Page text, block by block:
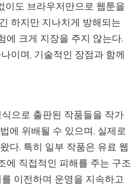
도 브라우저만으로 웹툰을
하지만 지나치게 방해되는
에 크게 지장을 주지 않는다.
이며, 기술적인 장점과 함께
으로 출판된 작품들을 작가
에 위배될 수 있으며, 실제로
다. 특히 일부 작품은 유료 웹
에 직접적인 피해를 주는 구조
이전하며 운영을 지속하고